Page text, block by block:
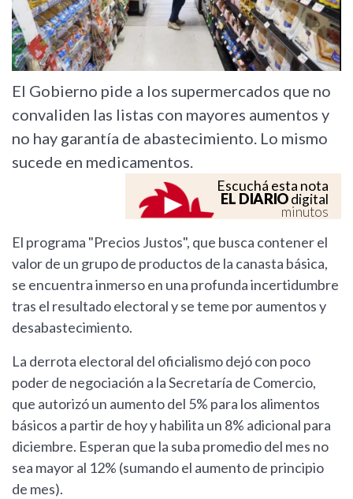
El Gobierno pide a los supermercados que no
convaliden las listas con mayores aumentos y
no hay garantía de abastecimiento. Lo mismo
sucede en medicamentos.
Escuchá esta nota
EL DIARIOdigital
minutos
El programa "Precios Justos", que busca contener el
valor de un grupo de productos de la canasta básica,
se encuentra inmerso en una profunda incertidumbre
tras el resultado electoral y se teme por aumentos y
desabastecimiento.
La derrota electoral del oficialismo dejó con poco
poder de negociación a la Secretaría de Comercio,
que autorizó un aumento del 5% para los alimentos
básicos a partir de hoy y habilita un 8% adicional para
diciembre. Esperan que la suba promedio del mes no
sea mayor al 12% (sumando el aumento de principio
de mes).